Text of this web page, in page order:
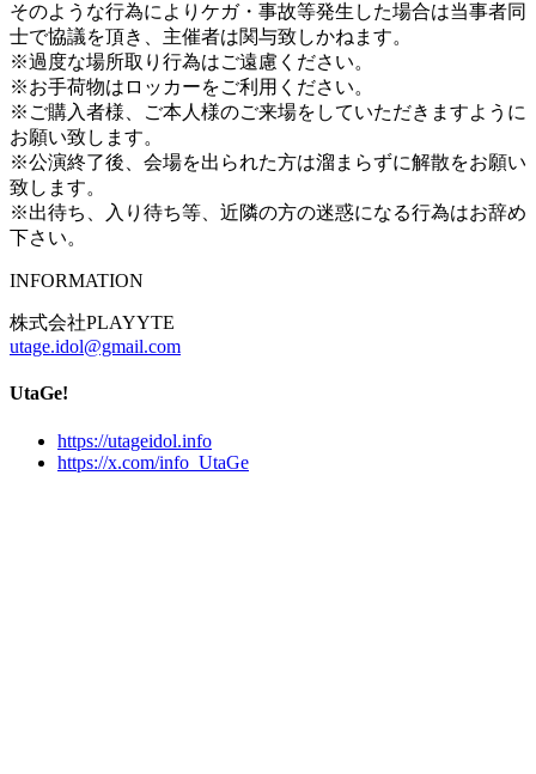
そのような行為によりケガ・事故等発生した場合は当事者同
士で協議を頂き、主催者は関与致しかねます。
※過度な場所取り行為はご遠慮ください。
※お手荷物はロッカーをご利用ください。
※ご購入者様、ご本人様のご来場をしていただきますように
お願い致します。
※公演終了後、会場を出られた方は溜まらずに解散をお願い
致します。
※出待ち、入り待ち等、近隣の方の迷惑になる行為はお辞め
下さい。
INFORMATION
株式会社PLAYYTE
utage.idol@gmail.com
UtaGe!
https://utageidol.info
https://x.com/info_UtaGe